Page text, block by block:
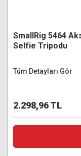
SmallRig 5464
Selfie Tripodu
Tüm Detayları Gör
2.298,96 TL